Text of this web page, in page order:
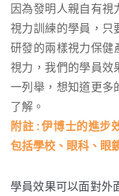
因為發明人親自有
視力訓練的學員，只
研發的兩樣視力保
視力，我們的學員效
一列舉，想知道更多
了解。
附註 : 伊博士的進步
包括學校、眼科、眼
學員效果可以面對外